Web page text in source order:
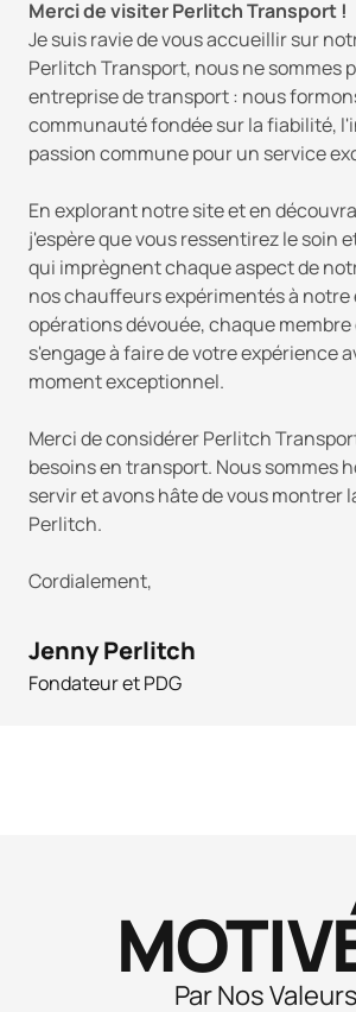
Merci de visiter Perlitch Transport !
Je suis ravie de vous accueillir sur
Perlitch Transport, nous ne sommes
entreprise de transport : nous
communauté fondée sur la fiabilité,
passion commune pour un service
En explorant notre site et en
j'espère que vous ressentirez le soin
qui imprègnent chaque aspect de
nos chauffeurs expérimentés à notre
opérations dévouée, chaque
s'engage à faire de votre expérience
moment exceptionnel.
Merci de considérer Perlitch
besoins en transport. Nous sommes
servir et avons hâte de vous montrer
Perlitch.
Cordialement,
Jenny Perlitch
Fondateur et PDG
Par Nos Valeurs